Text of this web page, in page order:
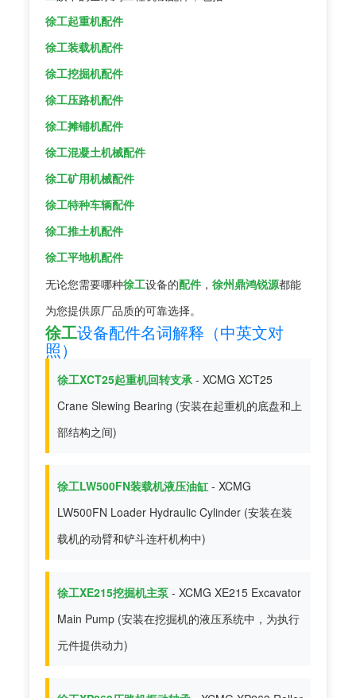
徐工起重机配件
徐工装载机配件
徐工挖掘机配件
徐工压路机配件
徐工摊铺机配件
徐工混凝土机械配件
徐工矿用机械配件
徐工特种车辆配件
徐工推土机配件
徐工平地机配件
无论您需要哪种徐工设备的配件， 徐州鼎鸿锐源都能
为您提供原厂品质的可靠选择。
徐工设备配件名词解释（中英文对
照）
徐工XCT25起重机回转支承- XCMG XCT25
Crane Slewing Bearing (安装在起重机的底盘和上
部结构之间)
徐工LW500FN装载机液压油缸- XCMG
LW500FN Loader Hydraulic Cylinder (安装在装
载机的动臂和铲斗连杆机构中)
徐工XE215挖掘机主泵- XCMG XE215 Excavator
Main Pump (安装在挖掘机的液压系统中，为执行
元件提供动力)